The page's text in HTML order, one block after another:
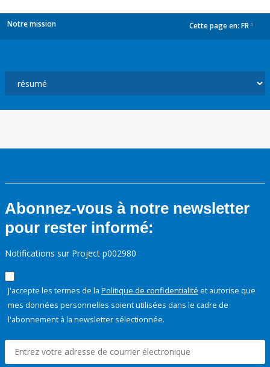
Notre mission Cette page en: FR
Abonnez-vous à notre newsletter
pour rester informé:
Notifications sur Project p002980
J'accepte les termes de la Politique de confidentialité et autorise que
mes données personnelles soient utilisées dans le cadre de
l'abonnement à la newsletter sélectionnée.